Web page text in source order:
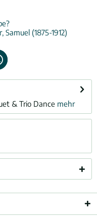
(1875-1912)
& Trio Dance mehr